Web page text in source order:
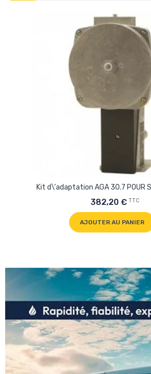
Kit d\'adaptation AGA 30.7 POUR
382,20 € TTC
AJOUTER AU PANIER